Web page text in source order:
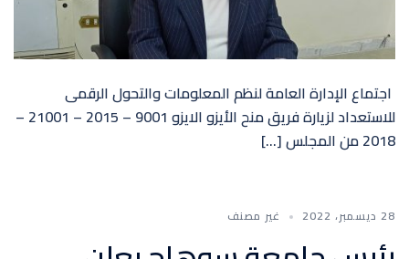
اجتماع الإدارة العامة لنظم المعلومات والتحول الرقمى
للاستعداد لزيارة فريق منح الأيزو الايزو 9001 – 2015 – 21001 –
2018 من المجلس […]
28 ديسمبر، 2022 غير مصنف